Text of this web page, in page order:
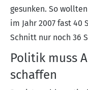
gesunken. So
im Jahr 2007 fast 40
Schnitt nur noch 36
Politik muss
schaffen